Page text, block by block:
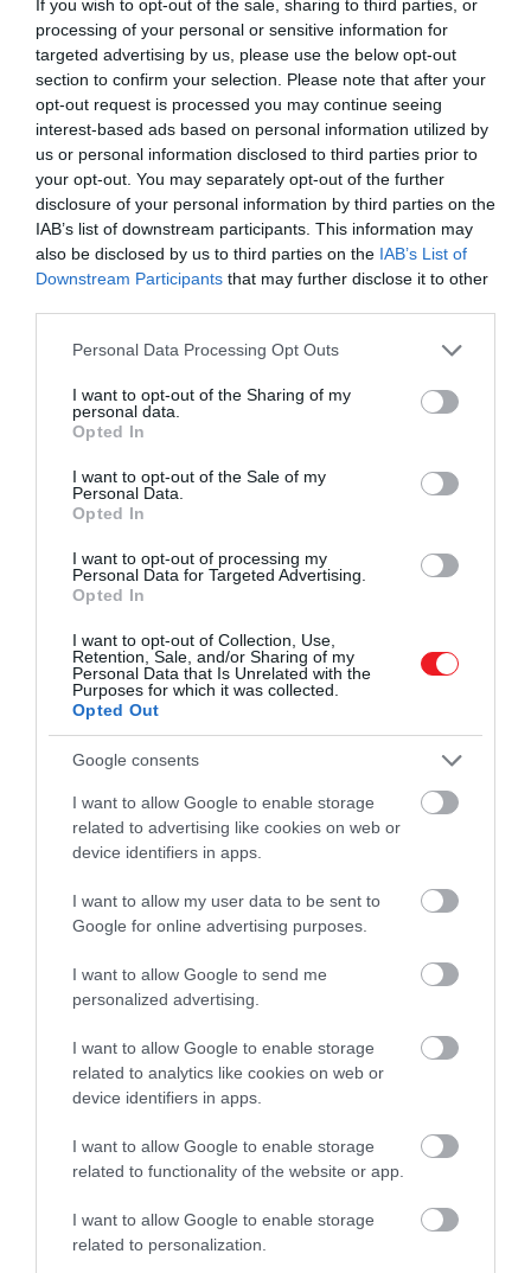
If you wish to opt-out of the sale, sharing to third parties, or
processing of your personal or sensitive information for
targeted advertising by us, please use the below opt-out
section to confirm your selection. Please note that after your
opt-out request is processed you may continue seeing
interest-based ads based on personal information utilized by
us or personal information disclosed to third parties prior to
your opt-out. You may separately opt-out of the further
disclosure of your personal information by third parties on the
IAB’s list of downstream participants. This information may
also be disclosed by us to third parties on the IAB’s List of
Downstream Participants that may further disclose it to other
Please note that this website/app uses one or more Google
not limited to your visit or usage behaviour. You may click to
grant or deny consent to Google and its third-party tags to
use your data for below specified purposes in below Google
consent section.
Personal Data Processing Opt Outs
I want to opt-out of the Sharing of my
personal data.
Opted In
I want to opt-out of the Sale of my
Personal Data.
Opted In
I want to opt-out of processing my
Personal Data for Targeted Advertising.
Opted In
I want to opt-out of Collection, Use,
Retention, Sale, and/or Sharing of my
Personal Data that Is Unrelated with the
Purposes for which it was collected.
Opted Out
Google consents
I want to allow Google to enable storage
related to advertising like cookies on web or
device identifiers in apps.
I want to allow my user data to be sent to
Google for online advertising purposes.
I want to allow Google to send me
personalized advertising.
I want to allow Google to enable storage
related to analytics like cookies on web or
device identifiers in apps.
I want to allow Google to enable storage
related to functionality of the website or app.
I want to allow Google to enable storage
related to personalization.
kerültek olyan videófelvételek is, ahol látszik, ahogy
a ruhát Kardashian testére próbálják erőszakolni.
A múlt hónapban, amikor aJean Louis által
tervezett költeményt Kardashian viselte, a
divatrestaurátorok és a múzeumi szakemberek
aggodalmukat fejezték ki.
A kritikusok között volt a
ruha eredeti tervezője,Bob Mackie , valamintSarah
ScaturroésChaédria LaBouvierkurátorok, akik
elítélték a Metropolitan Művészeti Múzeumot és a
Vogue-ot a ruha kölcsönzésének engedélyezése
Később pedig a Múzeumok Nemzetközi Tanácsa
(ICOM) is csatlakozott a kritikusok csoportjához, és
közleményben ítélte el a Ripley Entertainmentet
kulturális műtárgy veszélyeztetése miatt.
A megelőzés jobb, mint a
kezelés örökre tönkretesz egy
tárgyat
– fogalmazott az ICOM képviselője a közleményben,
aki hozzátette, hogy ez hiába „csak" egy ruha,
műtárgyként kellett volna kezelniük.
Az pedig, hogy a ruha sérülése maradandó-e, még
nem tisztázott.
(ARTnews)
Nyitókép: Profimedia.hu
KIM KARDASHIAN MARILYN MONROE
2026. AUGUSZTUS 6. ● KULTÚRA
Majdnem megszerezte a Romanovok
VIII. Henrik különleges halált szánt Boleyn
Annának